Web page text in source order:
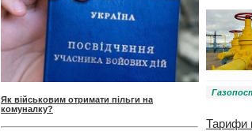
Як військовим отримати пільги на
комуналку?
Тарифи